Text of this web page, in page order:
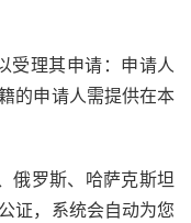
受理其申请：申请人
的申请人需提供在本
俄罗斯、哈萨克斯坦
证，系统会自动为您